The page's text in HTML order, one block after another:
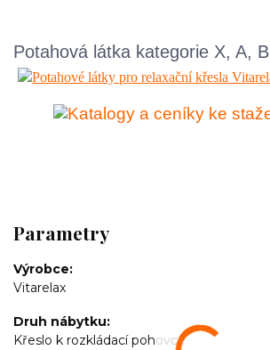
Potahová látka kategorie X, A, B
Parametry
Výrobce
Vitarelax
Druh nábytku
Křeslo k rozkládací pohovce